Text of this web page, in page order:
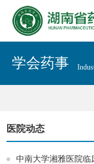
学会药事
医院动态
中南大学湘雅医院临